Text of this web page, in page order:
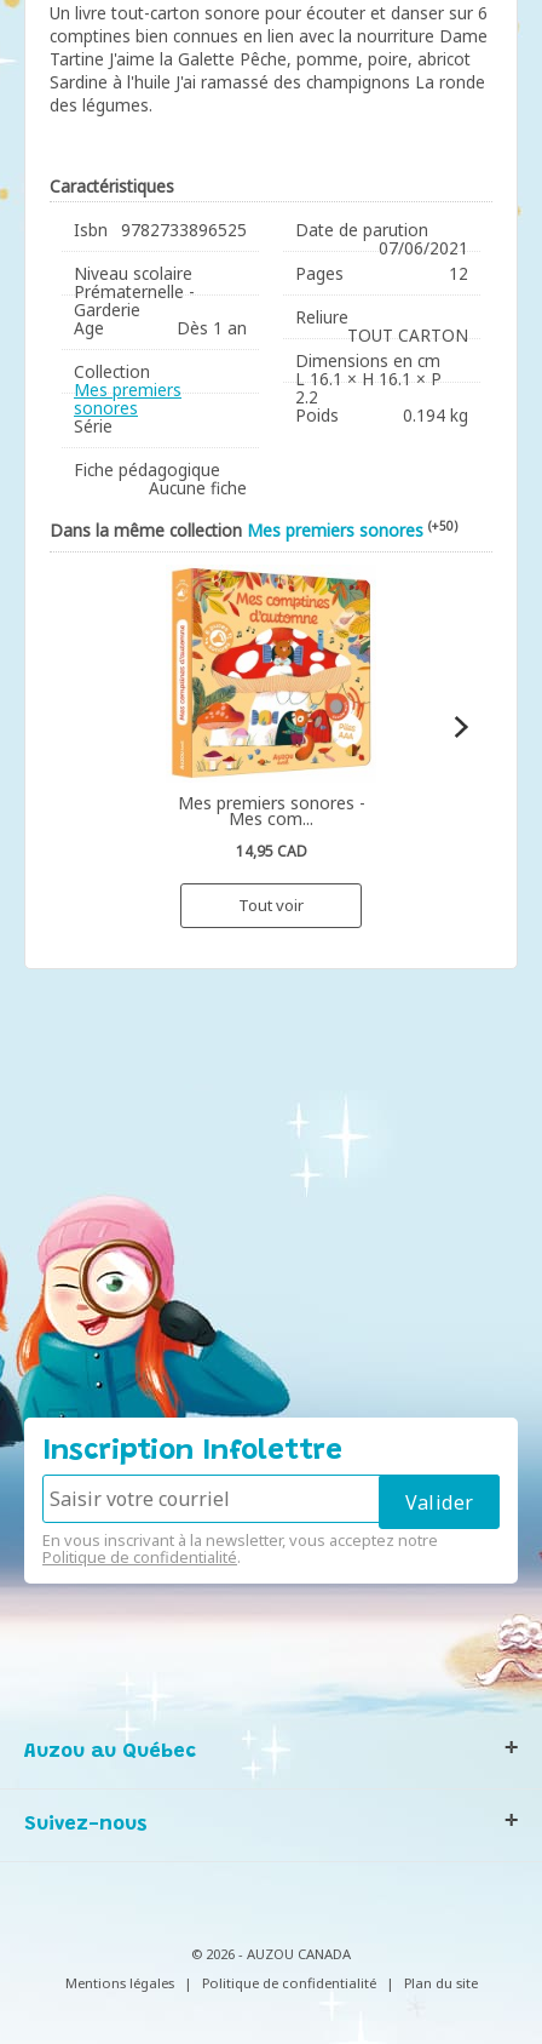
Un livre tout-carton sonore pour écouter et danser sur 6
comptines bien connues en lien avec la nourriture Dame
Tartine J'aime la Galette Pêche, pomme, poire, abricot
Sardine à l'huile J'ai ramassé des champignons La ronde
des légumes.
Caractéristiques
Isbn
9782733896525
Niveau scolaire
Prématernelle -
Garderie
Age
Dès 1 an
Collection
Mes premiers
sonores
Série
Fiche pédagogique
Aucune fiche
Date de parution
07/06/2021
Pages
12
Reliure
TOUT CARTON
Dimensions en cm
L 16.1 × H 16.1 × P
2.2
Poids 0.194 kg
Dans la même collection Mes premiers sonores (+50)
Mes premiers sonores -
Mes com...
14,95 CAD
Tout voir
Inscription Infolettre
En vous inscrivant à la newsletter, vous acceptez notre
Politique de confidentialité.
Auzou au Québec
Notre histoire
Infos consommateurs
Suivez-nous
© 2026 - AUZOU CANADA
Mentions légales
| Politique de confidentialité | Plan du site